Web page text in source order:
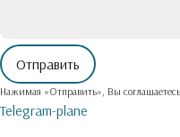
Нажимая «Отправить», Вы
Telegram-plane